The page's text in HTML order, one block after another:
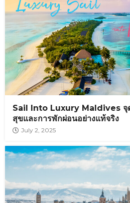
Sail Into Luxury Maldives จุ
สุขและการพักผ่อนอย่างแท้จริง
July 2, 2025